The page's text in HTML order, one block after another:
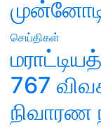
செய்திகள்
767
நிவாரண